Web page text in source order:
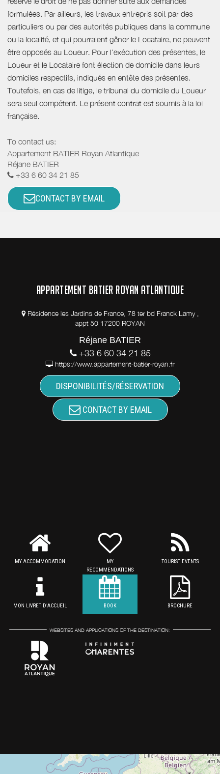
formulées. Par ailleurs, les travaux entrepris soit par des
particuliers ou par des autorités publiques dans la commune
ou la localité, et qui pourraient gêner le Locataire, ne peuvent
être opposés au Loueur. Pour l’exécution des présentes, le
Loueur et le Locataire font élection de domicile dans leurs
domiciles respectifs, indiqués en entête des présentes.
Toutefois, en cas de litige, le tribunal du domicile du Loueur
sera seul compétent. Le présent contrat est soumis à la loi
française.
To contact us:
Appartement BATIER Royan Atlantique
Réjane BATIER
+33 6 60 34 21 85
CONTACT BY EMAIL
APPARTEMENT BATIER ROYAN ATLANTIQUE
Résidence les Jardins de France, 78 ter bd Franck Lamy ,
appt 50 17200 ROYAN
Réjane BATIER
+33 6 60 34 21 85
https://www.appartement-batier-royan.fr
DISPONIBILITÉS/RÉSERVATION
CONTACT BY EMAIL
MY ACCOMMODATION
MY
RECOMMENDATIONS
TOURIST EVENTS
MON LIVRET D'ACCUEIL BOOK BROCHURE
WEBSITES AND APPLICATIONS OF THE DESTINATION: